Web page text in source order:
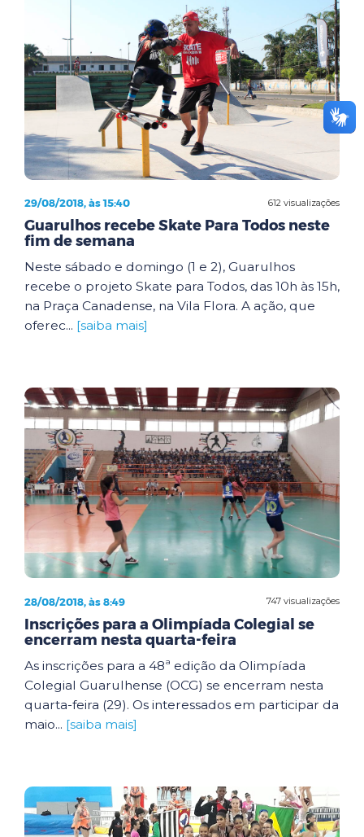
612 visualizações
29/08/2018, às 15:40
Guarulhos recebe Skate Para Todos neste
fim de semana
Neste sábado e domingo (1 e 2), Guarulhos
recebe o projeto Skate para Todos, das 10h às 15h,
na Praça Canadense, na Vila Flora. A ação, que
oferec... [saiba mais]
747 visualizações
28/08/2018, às 8:49
Inscrições para a Olimpíada Colegial se
encerram nesta quarta-feira
As inscrições para a 48ª edição da Olimpíada
Colegial Guarulhense (OCG) se encerram nesta
quarta-feira (29). Os interessados em participar da
maio... [saiba mais]